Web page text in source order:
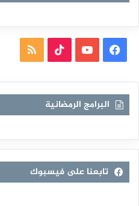
فيسبوكيوتيوب TikTokملخص
RSS
البرامج الرمضانية
تابعنا على فيسبوك